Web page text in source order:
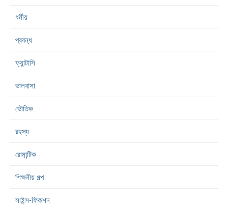
ধর্মীয়
প্রবন্ধ
ফ্যান্টাসি
ভালবাসা
ভৌতিক
রহস্য
রোমান্টিক
শিক্ষনীয় গল্প
সাইন্স-ফিকশন